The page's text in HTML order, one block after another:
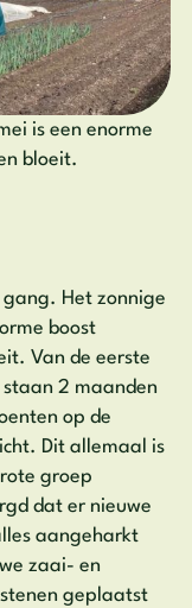
is een enorme
bloeit.
gang. Het zonnige
boost
Van de eerste
2 maanden
op de
Dit allemaal is
groep
dat er nieuwe
aangeharkt
zaai- en
geplaatst